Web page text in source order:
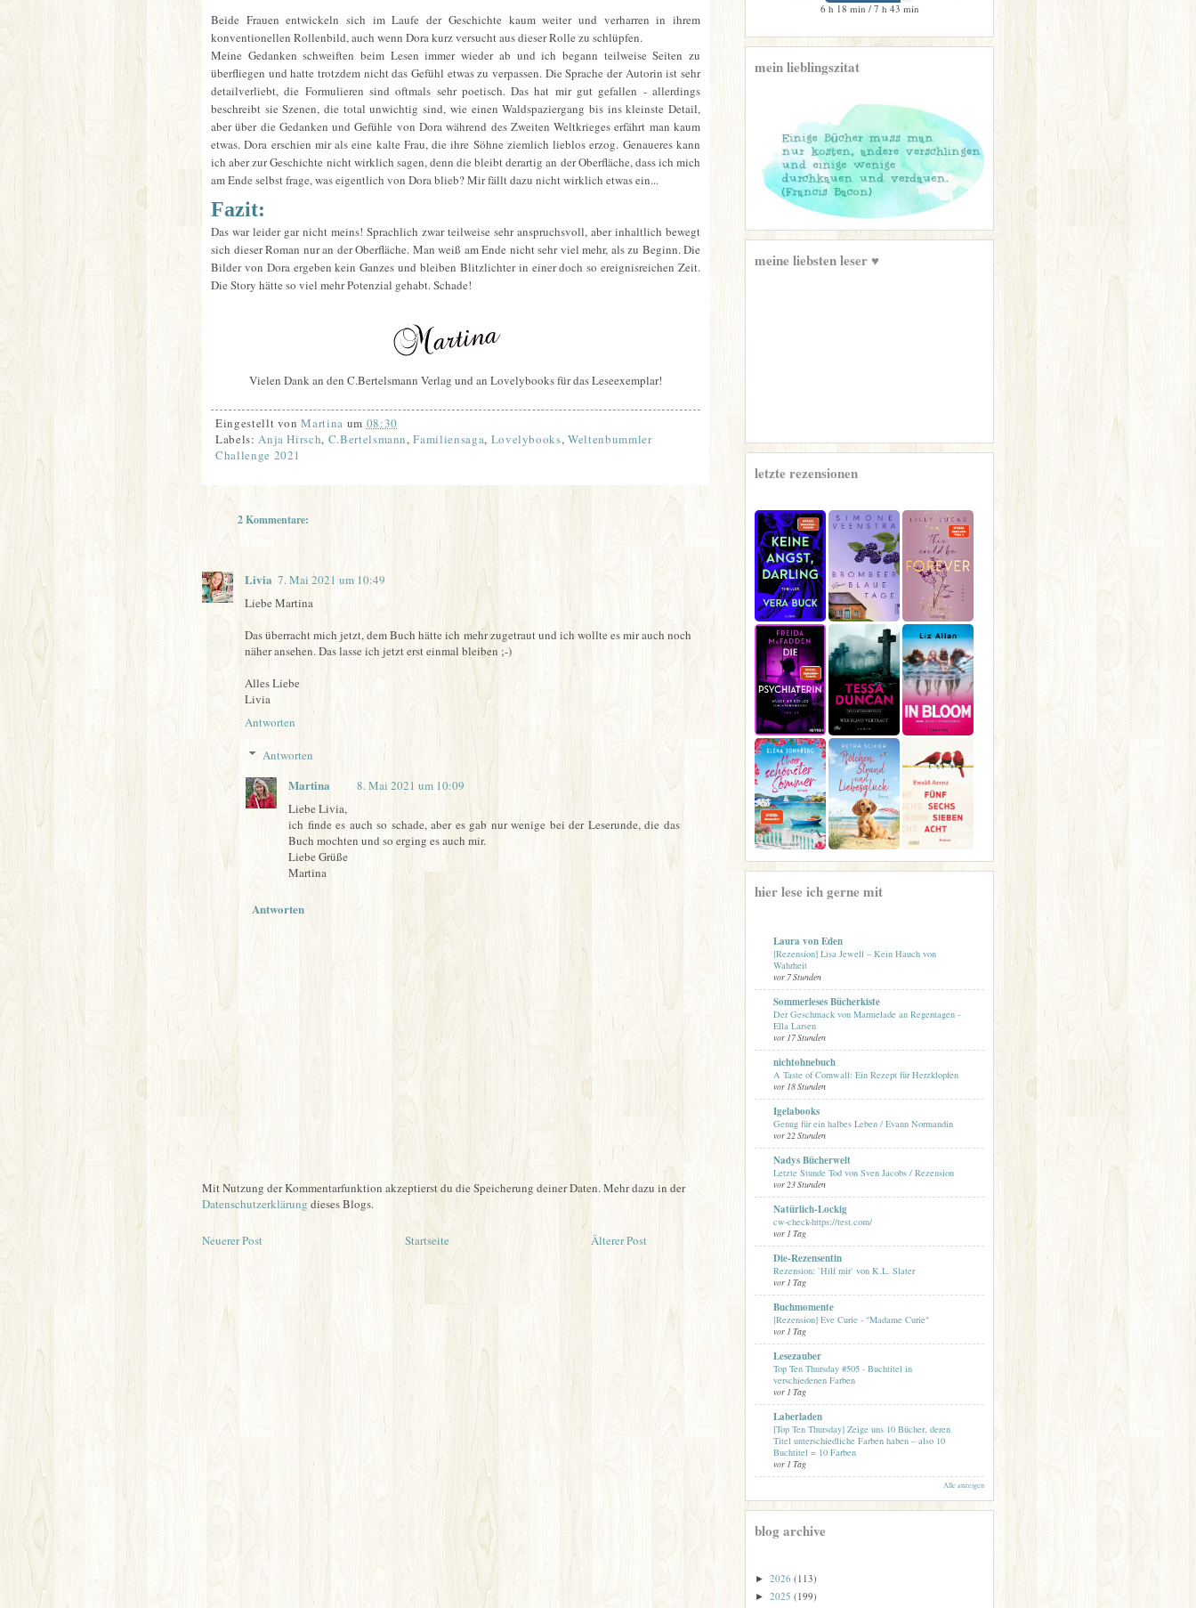
Beide Frauen entwickeln sich im Laufe der Geschichte kaum weiter und verharren in ihrem
konventionellen Rollenbild, auch wenn Dora kurz versucht aus dieser Rolle zu schlüpfen.
Meine Gedanken schweiften beim Lesen immer wieder ab und ich begann teilweise Seiten zu
überfliegen und hatte trotzdem nicht das Gefühl etwas zu verpassen. Die Sprache der Autorin ist sehr
detailverliebt, die Formulieren sind oftmals sehr poetisch. Das hat mir gut gefallen - allerdings
beschreibt sie Szenen, die total unwichtig sind, wie einen Waldspaziergang bis ins kleinste Detail,
aber über die Gedanken und Gefühle von Dora während des Zweiten Weltkrieges erfährt man kaum
etwas. Dora erschien mir als eine kalte Frau, die ihre Söhne ziemlich lieblos erzog. Genaueres kann
ich aber zur Geschichte nicht wirklich sagen, denn die bleibt derartig an der Oberfläche, dass ich mich
am Ende selbst frage, was eigentlich von Dora blieb? Mir fällt dazu nicht wirklich etwas ein...
Fazit:
Das war leider gar nicht meins! Sprachlich zwar teilweise sehr anspruchsvoll, aber inhaltlich bewegt
sich dieser Roman nur an der Oberfläche. Man weiß am Ende nicht sehr viel mehr, als zu Beginn. Die
Bilder von Dora ergeben kein Ganzes und bleiben Blitzlichter in einer doch so ereignisreichen Zeit.
Die Story hätte so viel mehr Potenzial gehabt. Schade!
Vielen Dank an den C.Bertelsmann Verlag und an Lovelybooks für das Leseexemplar!
Eingestellt vonMartina um 08:30
Labels:Anja Hirsch, C.Bertelsmann,Familiensaga, Lovelybooks,Weltenbummler
Challenge 2021
2 Kommentare:
Livia 7. Mai 2021 um 10:49
Liebe Martina
Das überracht mich jetzt, dem Buch hätte ich mehr zugetraut und ich wollte es mir auch noch
näher ansehen. Das lasse ich jetzt erst einmal bleiben ;-)
Alles Liebe
Livia
Antworten
Antworten
Martina
8. Mai 2021 um 10:09
Liebe Livia,
ich finde es auch so schade, aber es gab nur wenige bei der Leserunde, die das
Buch mochten und so erging es auch mir.
Liebe Grüße
Martina
Antworten
Mit Nutzung der Kommentarfunktion akzeptierst du die Speicherung deiner Daten. Mehr dazu in der
Datenschutzerklärung dieses Blogs.
Neuerer Post Älterer Post
Startseite
6 h 18 min / 7 h 43 min
mein lieblingszitat
meine liebsten leser ♥
letzte rezensionen
hier lese ich gerne mit
Laura von Eden
[Rezension] Lisa Jewell – Kein Hauch von
Wahrheit
vor 7 Stunden
Sommerleses Bücherkiste
Der Geschmack von Marmelade an Regentagen -
Ella Larsen
vor 17 Stunden
nichtohnebuch
A Taste of Cornwall: Ein Rezept für Herzklopfen
vor 18 Stunden
Igelabooks
Genug für ein halbes Leben / Evann Normandin
vor 22 Stunden
Nadys Bücherwelt
Letzte Stunde Tod von Sven Jacobs / Rezension
vor 23 Stunden
Natürlich-Lockig
cw-check-https://test.com/
vor 1 Tag
Die-Rezensentin
Rezension: `Hilf mir` von K.L. Slater
vor 1 Tag
Buchmomente
[Rezension] Eve Curie - "Madame Curie"
vor 1 Tag
Lesezauber
Top Ten Thursday #505 - Buchtitel in
verschiedenen Farben
vor 1 Tag
Laberladen
[Top Ten Thursday] Zeige uns 10 Bücher, deren
Titel unterschiedliche Farben haben – also 10
Buchtitel = 10 Farben
vor 1 Tag
Alle anzeigen
blog archive
► 2026 (113)
► 2025 (199)